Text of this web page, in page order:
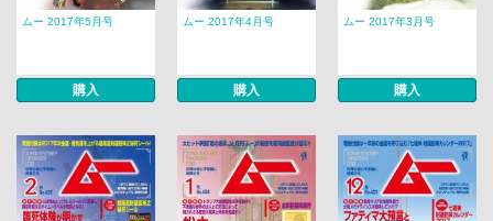
ムー 2017年5月号
購入
ムー 2017年4月号
購入
ムー 2017年3月号
購入